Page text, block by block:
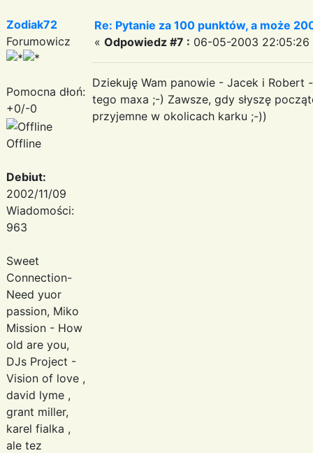
Zodiak72
Forumowicz
Pomocna dłoń:
+0/-0
Offline
Debiut:
2002/11/09
Wiadomości:
963
Sweet
Connection-
Need yuor
passion, Miko
Mission - How
old are you,
DJs Project -
Vision of love ,
david lyme ,
grant miller,
karel fialka ,
ale tez
Re: Pytanie za 100 punktów, a może
« Odpowiedz #7 : 06-05-2003 22:05:26
Dziekuję Wam panowie - Jacek i Robert
tego maxa ;-) Zawsze, gdy słyszę
przyjemne w okolicach karku ;-))